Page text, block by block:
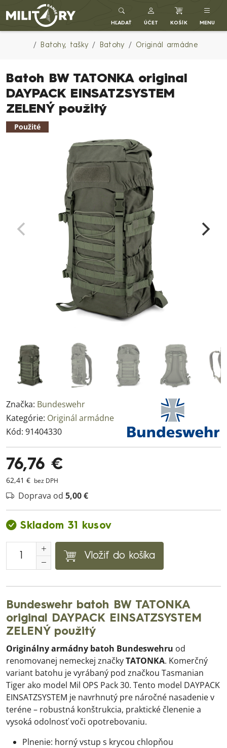
Army shop MILITARY RANGE SK
HĽADAŤ ÚČET KOŠÍK MENU
Batohy, tašky Batohy Originál armádne
Batoh BW TATONKA original
DAYPACK EINSATZSYSTEM
ZELENÝ použitý
Použité
Značka: Bundeswehr
Kategórie: Originál armádne
Kód: 91404330
76,76 €
62,41 € bez DPH
Doprava od 5,00 €
Skladom 31 kusov
Vložiť do košíka
Bundeswehr batoh BW TATONKA
original DAYPACK EINSATZSYSTEM
ZELENÝ použitý
Originálny armádny batoh Bundeswehru od
renomovanej nemeckej značkyTATONKA. Komerčný
variant batohu je vyrábaný pod značkou Tasmanian
Tiger ako model Mil OPS Pack 30. Tento model DAYPACK
EINSATZSYSTEM je navrhnutý pre náročné nasadenie v
teréne – robustná konštrukcia, praktické členenie a
vysoká odolnosť voči opotrebovaniu.
Plnenie: horný vstup s krycou chlopňou